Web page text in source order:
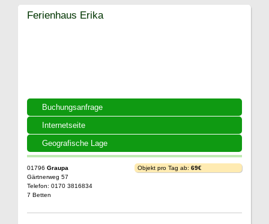
Buchungsanfrage
Internetseite
Geografische Lage
Ferienhaus Erika
01796 Graupa
Gärtnerweg 57
Telefon: 0170 3816834
7 Betten
Objekt pro Tag ab: 69€